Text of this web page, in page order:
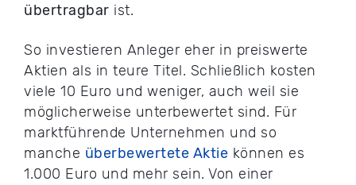
übertragbar ist.
So investieren Anleger eher in preiswerte
Aktien als in teure Titel. Schließlich kosten
viele 10 Euro und weniger, auch weil sie
möglicherweise unterbewertet sind. Für
marktführende Unternehmen und so
manche überbewertete Aktie können es
1.000 Euro und mehr sein. Von einer